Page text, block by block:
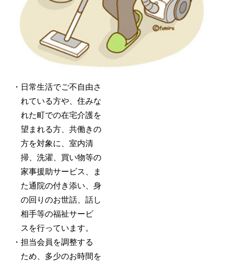
・日常生活でご不自由さ
れている方や、住みな
れた町での在宅介護を
望まれる方、共働きの
方を対象に、室内清
掃、洗濯、買い物等の
家事援助サービス、ま
た通院の付き添い、身
の回りのお世話、話し
相手等の福祉サービ
スを行っています。
・担当会員を調整する
ため、多少のお時間を